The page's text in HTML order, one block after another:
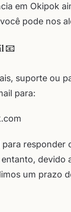
em Okipok
pode nos
📧
suporte ou
para:
responder
devido
um prazo